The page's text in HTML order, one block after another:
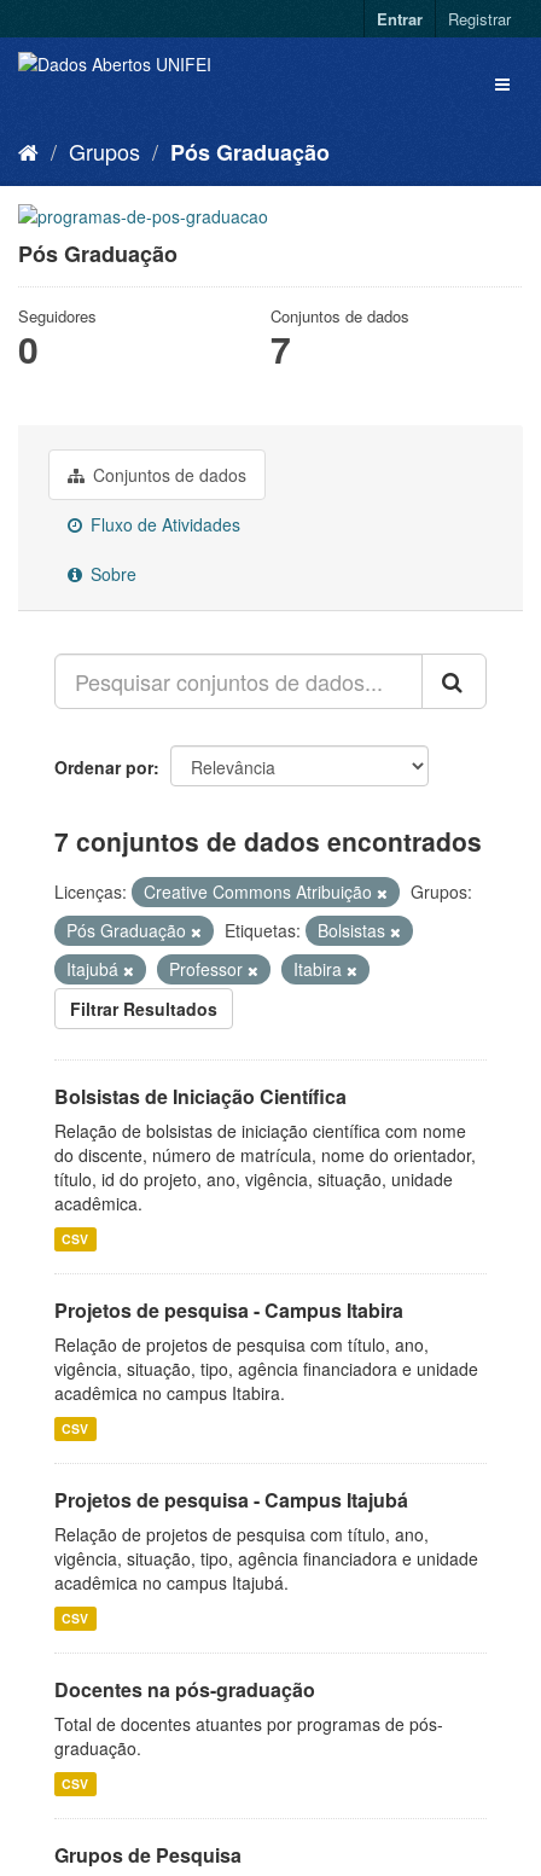
Entrar Registrar
Grupos Pós Graduação
Pós Graduação
Seguidores
0
Conjuntos de dados
7
Conjuntos de dados
Fluxo de Atividades
Sobre
Ordenar por
7 conjuntos de dados encontrados
Licenças: Creative Commons Atribuição
Grupos:
Pós Graduação
Etiquetas:
Bolsistas
Itajubá
Professor
Itabira
Filtrar Resultados
Bolsistas de Iniciação Científica
Relação de bolsistas de iniciação científica com nome
do discente, número de matrícula, nome do orientador,
título, id do projeto, ano, vigência, situação, unidade
acadêmica.
CSV
Projetos de pesquisa - Campus Itabira
Relação de projetos de pesquisa com título, ano,
vigência, situação, tipo, agência financiadora e unidade
acadêmica no campus Itabira.
CSV
Projetos de pesquisa - Campus Itajubá
Relação de projetos de pesquisa com título, ano,
vigência, situação, tipo, agência financiadora e unidade
acadêmica no campus Itajubá.
CSV
Docentes na pós-graduação
Total de docentes atuantes por programas de pós-
graduação.
CSV
Grupos de Pesquisa